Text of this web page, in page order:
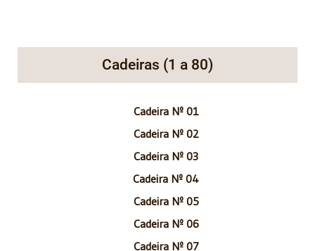
Cadeiras (1 a 80)
Cadeira Nº 01
Cadeira Nº 02
Cadeira Nº 03
Cadeira Nº 04
Cadeira Nº 05
Cadeira Nº 06
Cadeira Nº 07